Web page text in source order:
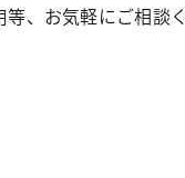
、お気軽にご相談